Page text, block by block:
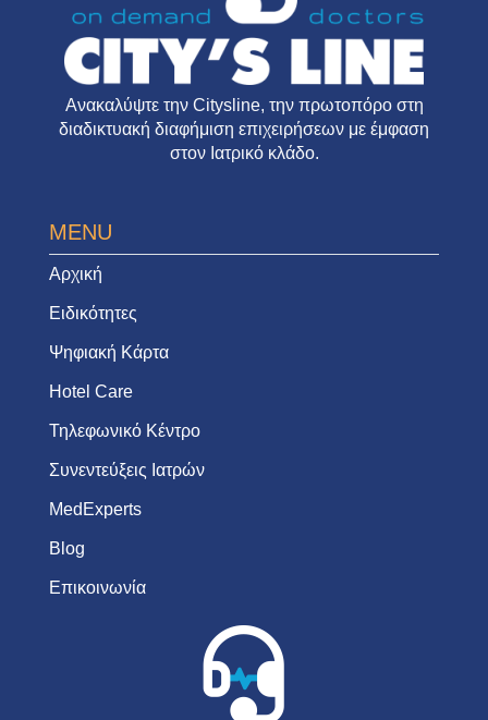
Ανακαλύψτε την Citysline, την πρωτοπόρο στη
διαδικτυακή διαφήμιση επιχειρήσεων με έμφαση
στον Ιατρικό κλάδο.
MENU
Αρχική
Ειδικότητες
Ψηφιακή Κάρτα
Hotel Care
Τηλεφωνικό Κέντρο
Συνεντεύξεις Ιατρών
MedExperts
Blog
Επικοινωνία